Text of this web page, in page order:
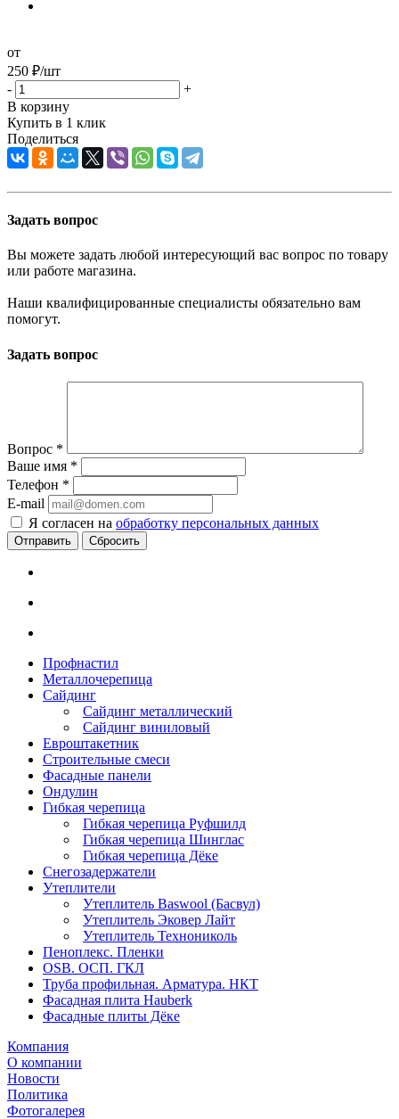
от
250 ₽/шт
-
+
В корзину
Купить в 1 клик
Поделиться
Задать вопрос
Вы можете задать любой интересующий вас вопрос по товару
или работе магазина.
Наши квалифицированные специалисты обязательно вам
помогут.
Задать вопрос
Вопрос *
Ваше имя *
Телефон *
E-mail
Я согласен на обработку персональных данных
Сбросить
Профнастил
Металлочерепица
Сайдинг
Сайдинг металлический
Сайдинг виниловый
Евроштакетник
Строительные смеси
Фасадные панели
Ондулин
Гибкая черепица
Гибкая черепица Руфшилд
Гибкая черепица Шинглас
Гибкая черепица Дёке
Снегозадержатели
Утеплители
Утеплитель Baswool (Басвул)
Утеплитель Эковер Лайт
Утеплитель Технониколь
Пеноплекс. Пленки
OSB. ОСП. ГКЛ
Труба профильная. Арматура. НКТ
Фасадная плита Hauberk
Фасадные плиты Дёке
Компания
О компании
Новости
Политика
Фотогалерея